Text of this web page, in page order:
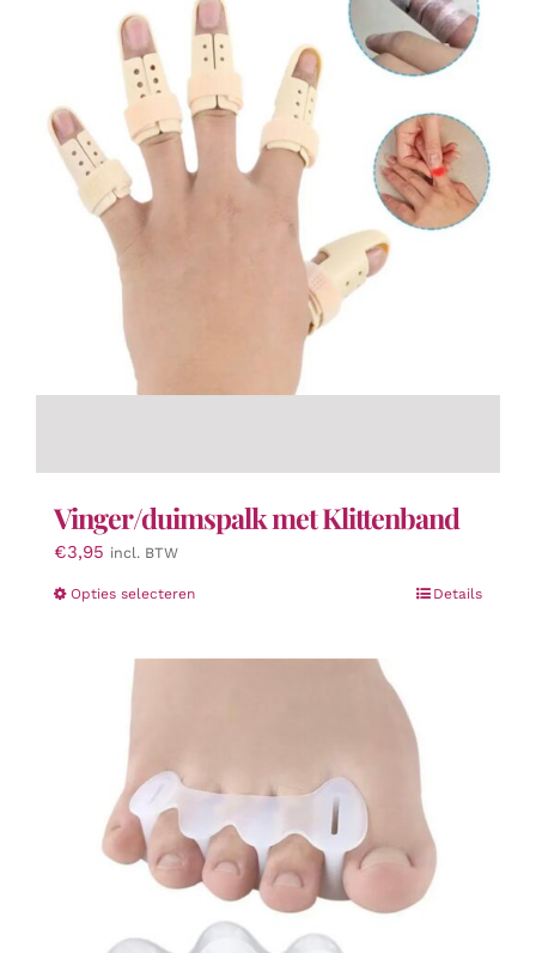
Vinger/duimspalk met Klittenband
€3,95 incl. BTW
Opties selecterenDit
worden
op
de
productpagina
Details